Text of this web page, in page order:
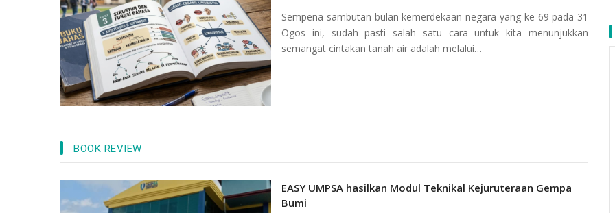
Sempena sambutan bulan kemerdekaan negara yang ke-69 pada 31
Ogos ini, sudah pasti salah satu cara untuk kita menunjukkan
semangat cintakan tanah air adalah melalui…
BOOK REVIEW
EASY UMPSA hasilkan Modul Teknikal Kejuruteraan Gempa
Bumi